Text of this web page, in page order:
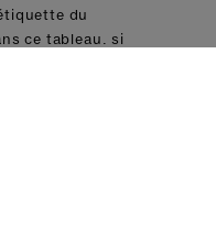
du
ce tableau. si